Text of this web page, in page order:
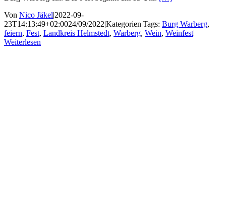
Von Nico Jäkel|2022-09-
23T14:13:49+02:0024/09/2022|Kategorien|Tags: Burg Warberg,
feiern, Fest, Landkreis Helmstedt, Warberg, Wein, Weinfest|
Weiterlesen